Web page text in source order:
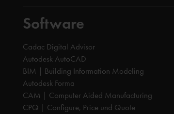
Software
Cadac Digital Advisor
Autodesk AutoCAD
BIM | Building Information Modeling
Autodesk Forma
CAM | Computer Aided Manufacturing
CPQ | Configure, Price und Quote